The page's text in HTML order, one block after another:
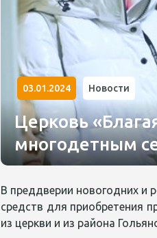
03.01.2024 Новости
Церковь
многодетным
В преддверии новогодних и
средств для приобретения
из церкви и из района